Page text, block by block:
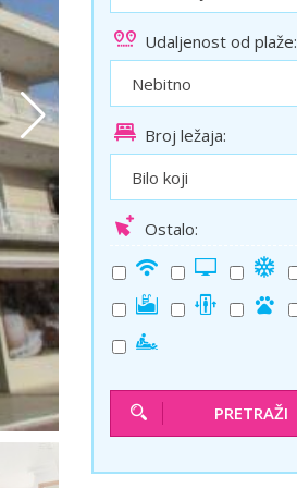
Solun polazak iz Niša
Temišvar polazak iz Niša
Udaljenost od plaže:
Broj ležaja:
Ostalo:
PRETRAŽI